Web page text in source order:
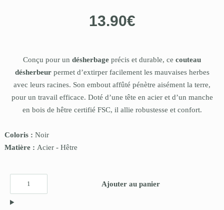
13.90€
Conçu pour un désherbage précis et durable, ce couteau
désherbeurpermet d’extirper facilement les mauvaises herbes
avec leurs racines. Son embout affûté pénètre aisément la terre,
pour un travail efficace. Doté d’une tête en acier et d’un manche
en bois de hêtre certifié FSC, il allie robustesse et confort.
Coloris : Noir
Matière : Acier - Hêtre
Ajouter au panier